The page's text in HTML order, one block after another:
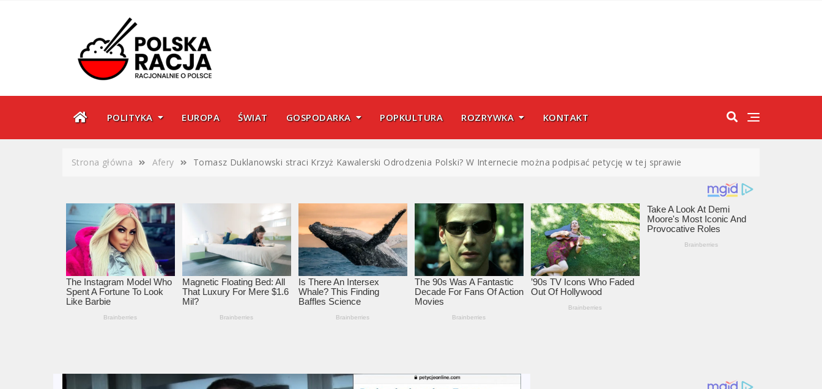
POLITYKA EUROPA ŚWIAT GOSPODARKA POPKULTURA ROZRYWKA KONTAKT
Strona główna Afery Tomasz Duklanowski straci Krzyż Kawalerski Odrodzenia Polski? W Internecie można podpisać petycję w tej sprawie